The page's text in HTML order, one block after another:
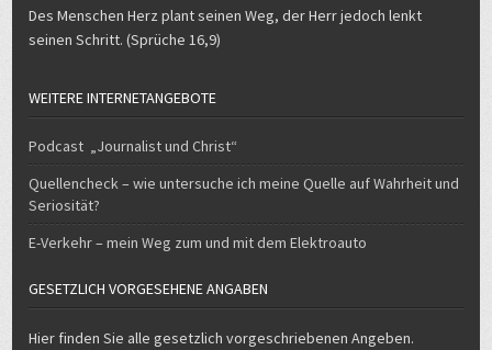
Des Menschen Herz plant seinen Weg, der Herr jedoch lenkt
seinen Schritt. (Sprüche 16,9)
WEITERE INTERNETANGEBOTE
Podcast „Journalist und Christ“
Quellencheck – wie untersuche ich meine Quelle auf Wahrheit und
Seriosität?
E-Verkehr – mein Weg zum und mit dem Elektroauto
GESETZLICH VORGESEHENE ANGABEN
Hier finden Sie alle gesetzlich vorgeschriebenen Angeben.